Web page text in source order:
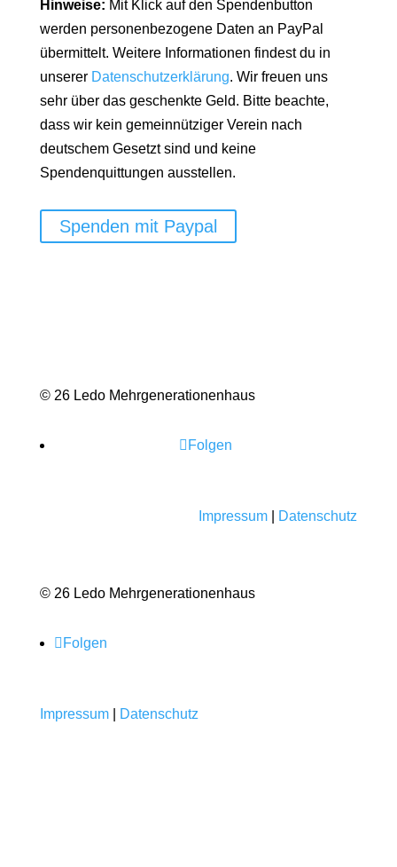
Hinweise: Mit Klick auf den Spendenbutton
werden personenbezogene Daten an PayPal
übermittelt. Weitere Informationen findest du in
unserer Datenschutzerklärung. Wir freuen uns
sehr über das geschenkte Geld. Bitte beachte,
dass wir kein gemeinnütziger Verein nach
deutschem Gesetzt sind und keine
Spendenquittungen ausstellen.
Spenden mit Paypal
© 26 Ledo Mehrgenerationenhaus
Folgen
Impressum Datenschutz
© 26 Ledo Mehrgenerationenhaus
Folgen
Impressum| Datenschutz